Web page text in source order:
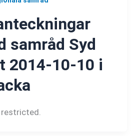
samråd Syd
2014-10-10 i